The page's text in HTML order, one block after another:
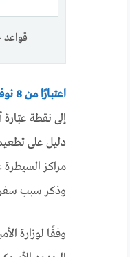
قواعد
اعتبارًا من 8 نوفمبر
وذكر سبب
وفقًا لوزارة